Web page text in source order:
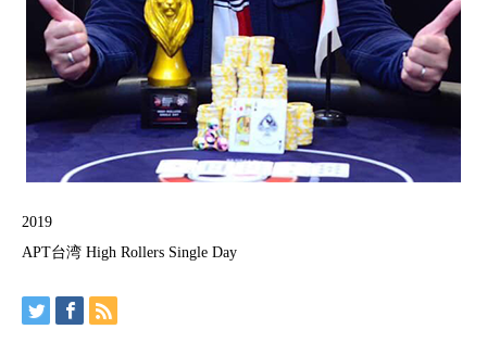
2019
APT台湾 High Rollers Single Day